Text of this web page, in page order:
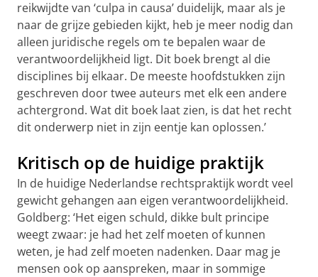
reikwijdte van ‘culpa in causa’ duidelijk, maar als je
naar de grijze gebieden kijkt, heb je meer nodig dan
alleen juridische regels om te bepalen waar de
verantwoordelijkheid ligt. Dit boek brengt al die
disciplines bij elkaar. De meeste hoofdstukken zijn
geschreven door twee auteurs met elk een andere
achtergrond. Wat dit boek laat zien, is dat het recht
dit onderwerp niet in zijn eentje kan oplossen.’
Kritisch op de huidige praktijk
In de huidige Nederlandse rechtspraktijk wordt veel
gewicht gehangen aan eigen verantwoordelijkheid.
Goldberg: ‘Het eigen schuld, dikke bult principe
weegt zwaar: je had het zelf moeten of kunnen
weten, je had zelf moeten nadenken. Daar mag je
mensen ook op aanspreken, maar in sommige